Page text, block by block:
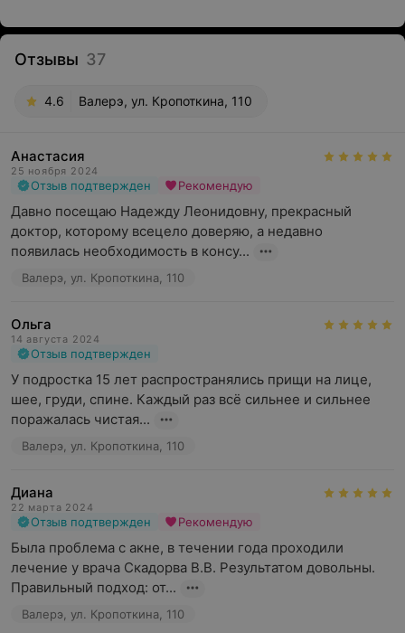
Отзывы 37
4.6 Валерэ, ул. Кропоткина, 110
Анастасия
25 ноября 2024
Отзыв подтвержден Рекомендую
Давно посещаю Надежду Леонидовну, прекрасный
доктор, которому всецело доверяю, а недавно
появилась необходимость в консу...
Валерэ, ул. Кропоткина, 110
Ольга
14 августа 2024
Отзыв подтвержден
У подростка 15 лет распространялись прищи на лице,
шее, груди, спине. Каждый раз всё сильнее и сильнее
поражалась чистая...
Валерэ, ул. Кропоткина, 110
Диана
22 марта 2024
Отзыв подтвержден Рекомендую
Была проблема с акне, в течении года проходили
лечение у врача Скадорва В.В. Результатом довольны.
Правильный подход: от...
Валерэ, ул. Кропоткина, 110